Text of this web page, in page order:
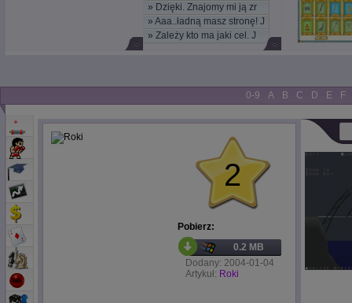
moż
» Dzięki. Znajomy mi ją zr
» Aaa..ładną masz stronę! J
» Zależy kto ma jaki cel. J
0-9 A B C D E F
2
Pobierz:
0.2 MB
Dodany: 2004-01-04
Artykuł: Roki